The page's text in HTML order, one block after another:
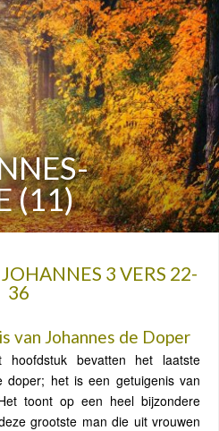
(11)
3 VERS 22-
36
van Johannes de Doper
bevatten het laatste
doper; het is een getuigenis van
toont op een heel bijzondere
grootste man die uit vrouwen